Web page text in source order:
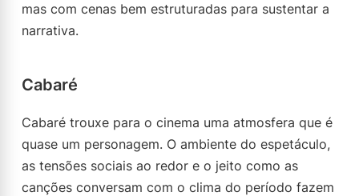
mas com cenas bem estruturadas para sustentar a
narrativa.
Cabaré
Cabaré trouxe para o cinema uma atmosfera que é
quase um personagem. O ambiente do espetáculo,
as tensões sociais ao redor e o jeito como as
canções conversam com o clima do período fazem